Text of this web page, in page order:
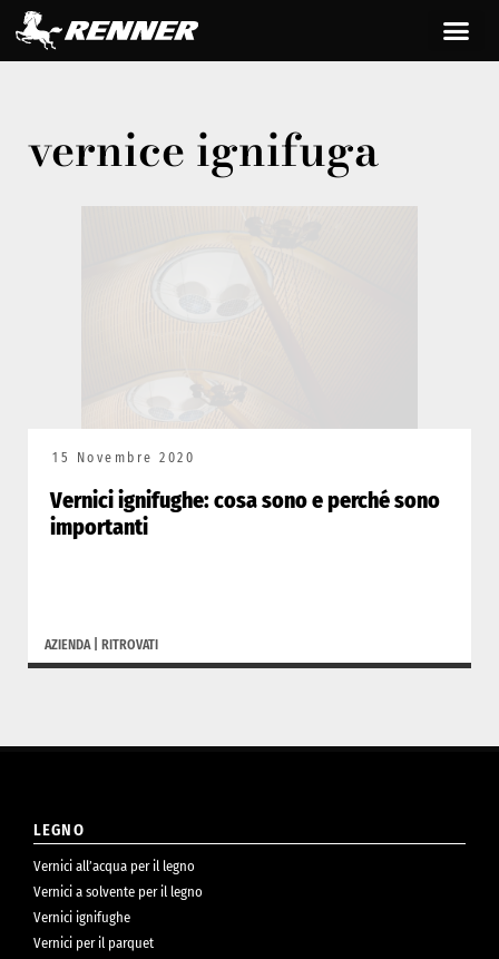
vernice ignifuga
15 Novembre 2020
Vernici ignifughe: cosa sono e perché sono
importanti
AZIENDA| RITROVATI
LEGNO
Vernici all’acqua per il legno
Vernici a solvente per il legno
Vernici ignifughe
Vernici per il parquet